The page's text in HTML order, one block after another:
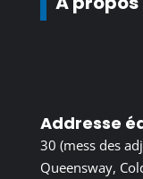
Addresse
30 (mess des
Queensway,